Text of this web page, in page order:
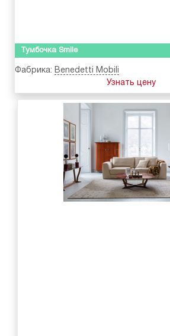
Тумбочка Smile
Фабрика: Benedetti Mobili
Узнать цену